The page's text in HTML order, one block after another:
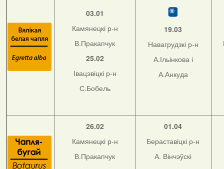
03.01
Камянецкі р-н
В.Пракапчук
25.02
Івацэвіцкі р-н
С.Бобель
19.03
Навагрудзкі р-н
А.Ільінкова і
А.Анкуда
26.02
Камянецкі р-н
В.Пракапчук
01.04
Бераставіцкі р-н
А. Вінчэўскі